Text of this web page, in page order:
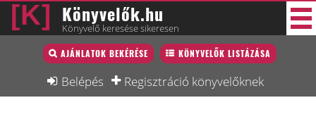
Könyvelők.hu
Könyvelő keresése sikeresen
AJÁNLATOK BEKÉRÉSE KÖNYVELŐK LISTÁZÁSA
Belépés Regisztráció könyvelőknek
Könyvelő lista
Könyvelési munkák